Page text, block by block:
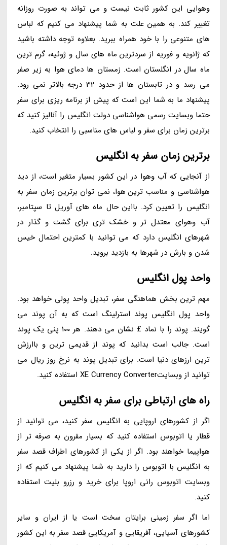
وهوایی این کشور ثابت نیست و می تواند به صورت روزانه
تغییر کند. به همین علت به شما پیشنهاد می کنیم که لباس
های متنوعی را با خود همراه ببرید. بعلاوه توجه داشته باشید
که ژانویه و فوریه از سردترین ماه های سال و ژوئیه، گرم ترین
ماه سال در انگلستان است. زمستان ها دمای هوا به زیر صفر
می رسد و در تابستان ها از حدود 32 درجه بالاتر نمی رود.
پیشنهاد ما به شما این است که پیش از برنامه ریزی برای سفر
حتما وبسایت رسمی هواشناسی دولت انگلیس را آنالیز کنید که
برترین زمان برای سفر و لباس های مناسبی را انتخاب کنید.
برترین زمان سفر به انگلیس
از آنجایی که آب وهوا در این کشور بسیار متغیر است، از دید
هواشناسی و مناسب ترین هوا، نمی توان برترین زمان سفر به
انگلیس را تعیین کرد. بااین حال ماه های آوریل تا سپتامبر،
آب وهوای معتدل تر و خشک تری برای گشت و گذار در
شهرهای انگلیس دارد که می توانید با کمترین احتمال خیس
شدن و بارش در شهرها به بازدید بروید.
واحد پول انگلیس
مهم ترین بخش هماهنگی سفر، تبدیل واحد پولی خواهد بود.
واحد پول انگلیس پوند استرلینگ است که به آن پوند می
گویند. پوند را با نماد £ نشان می دهند. هر 100 پنی یک پوند
است. جالب است بدانید که پوند از قدیمی ترین و باارزش
ترین ارزهای دنیا است. برای تبدیل پوند به نرخ روز ریال می
توانید از وبسایتXE Currency Converter استفاده کنید.
راه های ارتباطی برای سفر به انگلیس
اگر از کشورهای اروپایی به انگلیس سفر کنید، می توانید از
قطار یا اتوبوس استفاده کنید که بسیار مقرون به صرفه تر از
هواپیما خواهند بود. اگر از یکی از کشورهای اطراف قصد سفر
به انگلیس با اتوبوس را دارید به شما پیشنهاد می کنیم که از
وبسایت اتوبوس رانی اروپا برای خرید و رزرو بلیت استفاده
کنید.
اما اگر سفر زمینی برایتان سخت است یا از ایران و سایر
کشورهای آسیایی، آفریقایی و آمریکایی قصد سفر به این کشور